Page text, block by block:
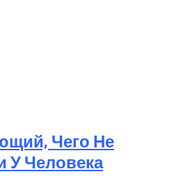
Чего Не
У Человека